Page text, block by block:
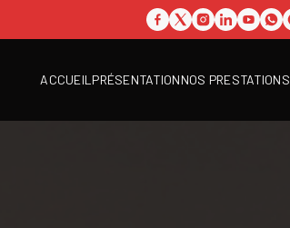
ACCUEIL PRÉSENTATIONNOS PRESTATIONS